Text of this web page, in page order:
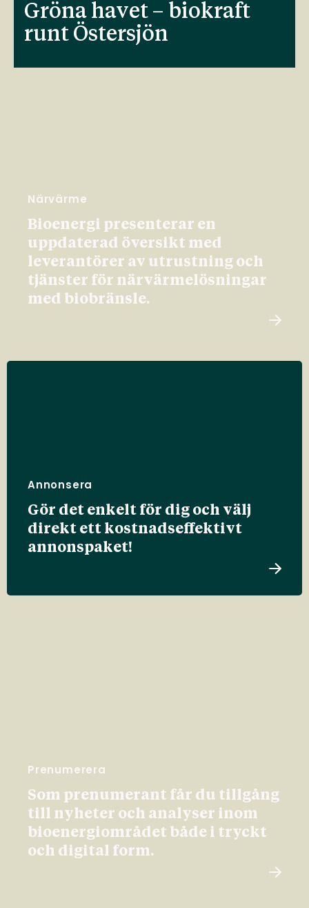
Gröna havet – biokraft
runt Östersjön
Närvärme
Bioenergi presenterar en
uppdaterad översikt med
leverantörer av utrustning och
tjänster för närvärmelösningar
med biobränsle.
Annonsera
Gör det enkelt för dig och välj
direkt ett kostnadseffektivt
annonspaket!
Prenumerera
Som prenumerant får du tillgång
till nyheter och analyser inom
bioenergiområdet både i tryckt
och digital form.